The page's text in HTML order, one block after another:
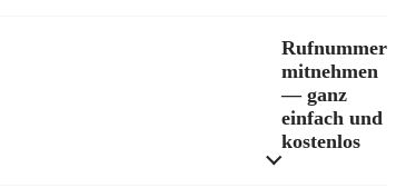
Rufnummer
mitnehmen
— ganz
einfach und
kostenlos